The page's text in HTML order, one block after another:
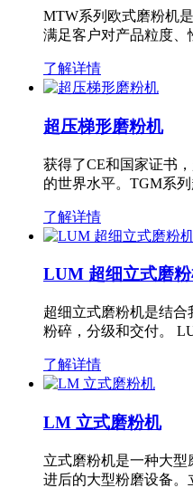
MTW系列欧式磨粉机
满足客户对产品粒度
了解详情
超压梯形磨粉机
获得了CE和国家证书
的世界水平。TGM系
了解详情
LUM 超细立式磨
超细立式磨粉机是结
粉碎，分级和交付。
了解详情
LM 立式磨粉机
立式磨粉机是一种大
进后的大型粉磨设备